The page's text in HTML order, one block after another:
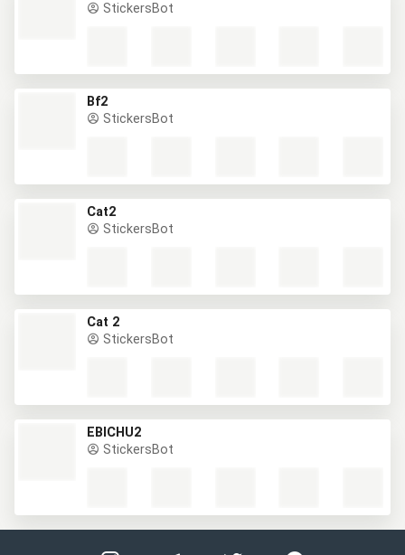
StickersBot
Bf2
StickersBot
Cat2
StickersBot
Cat 2
StickersBot
EBICHU2
StickersBot